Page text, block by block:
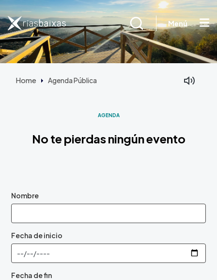
Skip to main content
Menú
Home Agenda Pública
AGENDA
No te pierdas ningún evento
Nombre
Fecha de inicio
Fecha de fin